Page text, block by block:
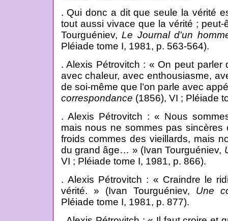
. Qui donc a dit que seule la vérité
tout aussi vivace que la vérité ;
Tourguéniev, Le Journal d'un
Pléiade tome I, 1981, p. 563-564).
. Alexis Pétrovitch : « On peut parler
avec chaleur, avec enthousiasme,
de soi-même que l’on parle avec
correspondance (1856), VI ; Pléiade
. Alexis Pétrovitch : « Nous
mais nous ne sommes pas
froids commes des vieillards, mais
du grand âge… » (Ivan Tourguéniev,
VI ; Pléiade tome I, 1981, p. 866).
. Alexis Pétrovitch : « Craindre le
vérité. » (Ivan Tourguéniev, Une
Pléiade tome I, 1981, p. 877).